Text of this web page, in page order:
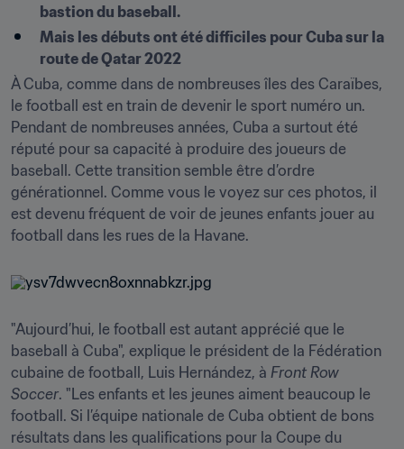
bastion du baseball.
Mais les débuts ont été difficiles pour Cuba sur la
route de Qatar 2022
À Cuba, comme dans de nombreuses îles des Caraïbes,
le football est en train de devenir le sport numéro un.
Pendant de nombreuses années, Cuba a surtout été
réputé pour sa capacité à produire des joueurs de
baseball. Cette transition semble être d’ordre
générationnel. Comme vous le voyez sur ces photos, il
est devenu fréquent de voir de jeunes enfants jouer au
football dans les rues de la Havane.
"Aujourd’hui, le football est autant apprécié que le
baseball à Cuba", explique le président de la Fédération
cubaine de football, Luis Hernández, à Front Row
Soccer. "Les enfants et les jeunes aiment beaucoup le
football. Si l’équipe nationale de Cuba obtient de bons
résultats dans les qualifications pour la Coupe du